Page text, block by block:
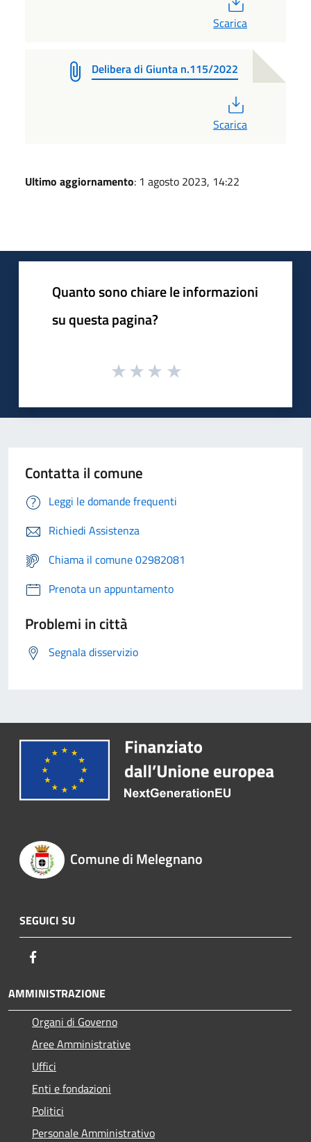
Scarica
Delibera di Giunta n.115/2022
Scarica
Ultimo aggiornamento: 1 agosto 2023, 14:22
Quanto sono chiare le informazioni
su questa pagina?
Contatta il comune
Leggi le domande frequenti
Richiedi Assistenza
Chiama il comune 02982081
Prenota un appuntamento
Problemi in città
Segnala disservizio
Comune di Melegnano
SEGUICI SU
AMMINISTRAZIONE
Organi di Governo
Aree Amministrative
Uffici
Enti e fondazioni
Politici
Personale Amministrativo